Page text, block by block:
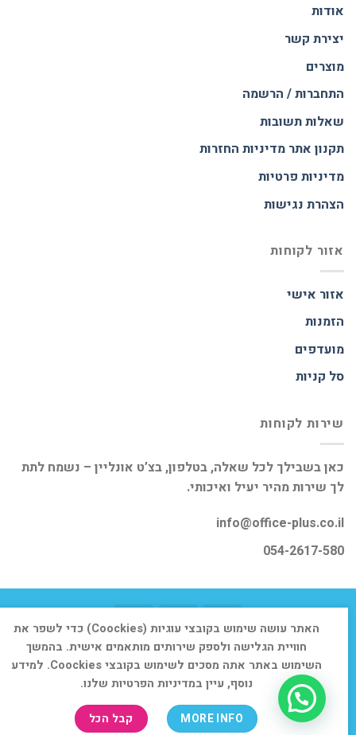
אודות
יצירת קשר
מוצרים
התחברות / הרשמה
שאלות תשובות
תקנון אתרמדיניות החזרות
מדיניות פרטיות
הצהרת נגישות
אזור לקוחות
אזור אישי
הזמנות
מועדפים
סל קניות
שירות לקוחות
כאן בשבילך לכל שאלה, בטלפון, בצ’ט אונליין – נשמח לתת
לך שירות מהיר יעיל ואיכותי.
info@office-plus.co.il
054-2617-580
דף הבית אודות חנות יצירת קשר
כל הזכויות שמורות 2026 © אופיס פלוס
האתר עושה שימוש בקובצי עוגיות (Coockies) כדי לשפר את
חוויית הגלישה ולספק שירותים מותאמים אישית. בהמשך
השימוש באתר אתה מסכים לשימוש בקובצי Coockies. למידע
נוסף, עיין במדיניות הפרטיות שלנו.
MORE INFO קבל הכל